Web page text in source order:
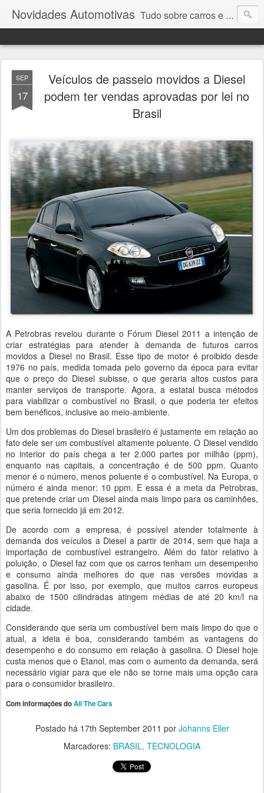
Novidades Automotivas Tudo sobre carros e motores
SEP
17
Veículos de passeio movidos a Diesel
podem ter vendas aprovadas por lei no
Brasil
A Petrobras revelou durante o Fórum Diesel 2011 a intenção de
criar estratégias para atender à demanda de futuros carros
movidos a Diesel no Brasil. Esse tipo de motor é proibido desde
1976 no país, medida tomada pelo governo da época para evitar
que o preço do Diesel subisse, o que geraria altos custos para
manter serviços de transporte. Agora, a estatal busca métodos
para viabilizar o combustível no Brasil, o que poderia ter efeitos
bem benéficos, inclusive ao meio-ambiente.
Um dos problemas do Diesel brasileiro é justamente em relação ao
fato dele ser um combustível altamente poluente. O Diesel vendido
no interior do país chega a ter 2.000 partes por milhão (ppm),
enquanto nas capitais, a concentração é de 500 ppm. Quanto
menor é o número, menos poluente é o combustível. Na Europa, o
número é ainda menor: 10 ppm. E essa é a meta da Petrobras,
que pretende criar um Diesel ainda mais limpo para os caminhões,
que seria fornecido já em 2012.
De acordo com a empresa, é possível atender totalmente à
demanda dos veículos a Diesel a partir de 2014, sem que haja a
importação de combustível estrangeiro. Além do fator relativo à
poluição, o Diesel faz com que os carros tenham um desempenho
e consumo ainda melhores do que nas versões movidas a
gasolina. É por isso, por exemplo, que muitos carros europeus
abaixo de 1500 cilindradas atingem médias de até 20 km/l na
cidade.
Considerando que seria um combustível bem mais limpo do que o
atual, a ideia é boa, considerando também as vantagens do
desempenho e do consumo em relação à gasolina. O Diesel hoje
custa menos que o Etanol, mas com o aumento da demanda, será
necessário vigiar para que ele não se torne mais uma opção cara
para o consumidor brasileiro.
Com informações doAll The Cars
Postado há 17th September 2011 por Johanns Eller
Marcadores: BRASIL TECNOLOGIA